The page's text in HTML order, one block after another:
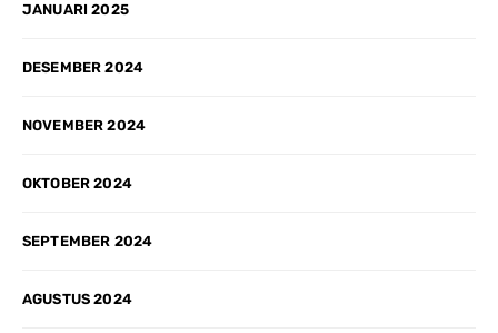
JANUARI 2025
DESEMBER 2024
NOVEMBER 2024
OKTOBER 2024
SEPTEMBER 2024
AGUSTUS 2024